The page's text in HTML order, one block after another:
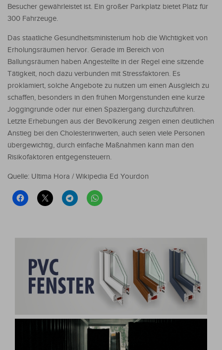
Besucher gewährleistet ist. Ein großer Parkplatz bietet Platz für
300 Fahrzeuge.
Das staatliche Gesundheitsministerium hob die Wichtigkeit von
Erholungsräumen hervor. Gerade im Bereich von
Ballungsräumen haben Angestellte in der Regel eine sitzende
Tätigkeit, noch dazu verbunden mit Stressfaktoren. Es
proklamiert, solche Angebote zu nutzen um einen Ausgleich zu
schaffen, besonders in den frühen Morgenstunden eine kurze
Joggingrunde oder nur einen Spaziergang durchzuführen.
Letzte Erhebungen aus der Bevölkerung zeigen einen deutlichen
Anstieg bei den Cholesterinwerten, auch seien viele Personen
übergewichtig, durch einfache Maßnahmen kann man den
Risikofaktoren entgegensteuern.
Quelle: Ultima Hora / Wikipedia Ed Yourdon